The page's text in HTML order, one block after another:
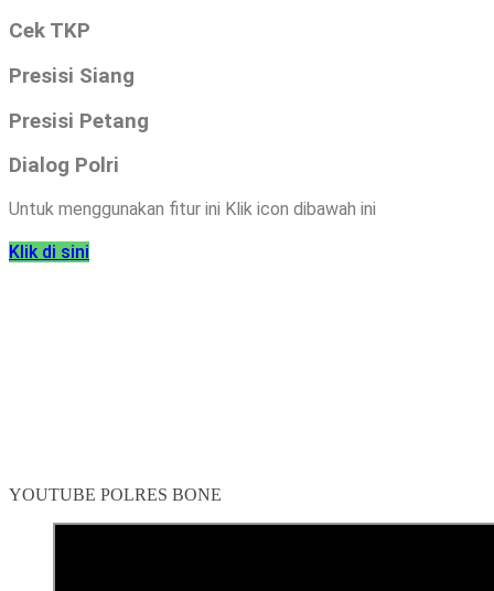
Cek TKP
Presisi Siang
Presisi Petang
Dialog Polri
Untuk menggunakan fitur ini Klik icon dibawah ini
Klik di sini
YOUTUBE POLRES BONE